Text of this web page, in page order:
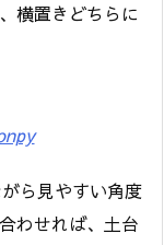
横置きどちらに
ら見やすい角度
わせれば、土台